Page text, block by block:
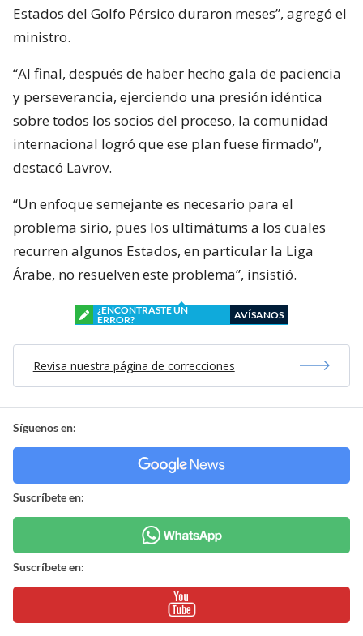
Estados del Golfo Pérsico duraron meses”, agregó el
ministro.
“Al final, después de haber hecho gala de paciencia
y perseverancia, ejerciendo una presión idéntica
sobre todos los socios del proceso, la comunidad
internacional logró que ese plan fuese firmado”,
destacó Lavrov.
“Un enfoque semejante es necesario para el
problema sirio, pues los ultimátums a los cuales
recurren algunos Estados, en particular la Liga
Árabe, no resuelven este problema”, insistió.
¿ENCONTRASTE UN
ERROR?
AVÍSANOS
Revisa nuestra página de correcciones
Síguenos en:
Suscríbete en:
Suscríbete en: